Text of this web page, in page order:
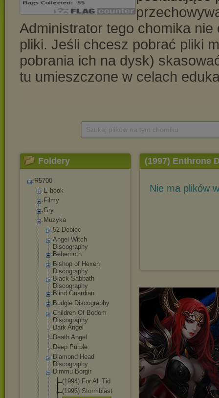
Foldery
R5700
E-book
Filmy
Gry
Muzyka
52 Dębiec
Angel Witch
Discography
Behemoth
Bishop of Hexen
Discography
Black Sabbath
Discography
Blind Guardian
Budgie Discography
Children Of Bodom
Discography
Dark Angel
Death Angel
Deep Purple
Diamond Head
Discography
Dimmu Borgir
(1994) For All Tid
(1996) Stormblåst
(1997) Enthrone
Nie ma plików